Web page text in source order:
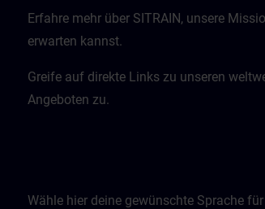
Erfahre mehr über SITRAIN, unsere
erwarten kannst.
Greife auf direkte Links zu unseren
Angeboten zu.
Wähle hier deine gewünschte Sprache